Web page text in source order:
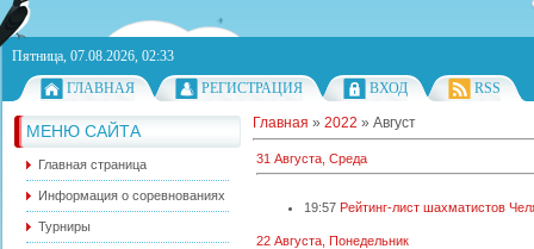
Пятница, 07.08.2026, 02:33
ГЛАВНАЯ
РЕГИСТРАЦИЯ ВХОД RSS
МЕНЮ САЙТА
Главная страница
Информация о соревнованиях
Турниры
Главная » 2022 » Август
31 Августа, Среда
19:57 Рейтинг-лист шахматистов
22 Августа, Понедельник